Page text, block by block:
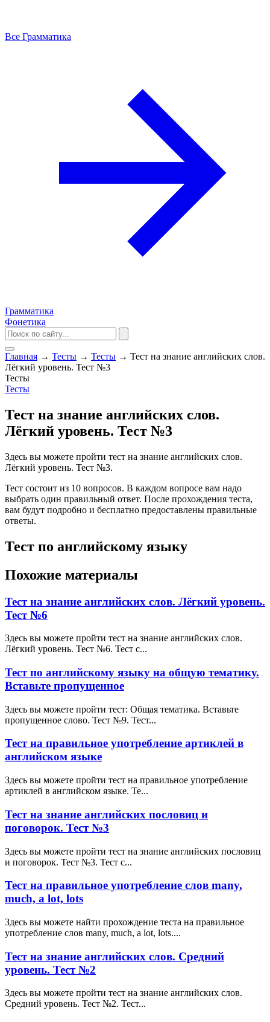
Все Грамматика
Грамматика
Фонетика
Главная → Тесты → Тесты → Тест на знание английских слов.
Лёгкий уровень. Тест №3
Тесты
Тесты
Тест на знание английских слов.
Лёгкий уровень. Тест №3
Здесь вы можете пройти тест на знание английских слов.
Лёгкий уровень. Тест №3.
Тест состоит из 10 вопросов. В каждом вопросе вам надо
выбрать один правильный ответ. После прохождения теста,
вам будут подробно и бесплатно предоставлены правильные
ответы.
Тест по английскому языку
Похожие материалы
Тест на знание английских слов. Лёгкий уровень.
Тест №6
Здесь вы можете пройти тест на знание английских слов.
Лёгкий уровень. Тест №6. Тест с...
Тест по английскому языку на общую тематику.
Вставьте пропущенное
Здесь вы можете пройти тест: Общая тематика. Вставьте
пропущенное слово. Тест №9. Тест...
Тест на правильное употребление артиклей в
английском языке
Здесь вы можете пройти тест на правильное употребление
артиклей в английском языке. Те...
Тест на знание английских пословиц и
поговорок. Тест №3
Здесь вы можете пройти тест на знание английских пословиц
и поговорок. Тест №3. Тест с...
Тест на правильное употребление слов many,
much, a lot, lots
Здесь вы можете найти прохождение теста на правильное
употребление слов many, much, a lot, lots....
Тест на знание английских слов. Средний
уровень. Тест №2
Здесь вы можете пройти тест на знание английских слов.
Средний уровень. Тест №2. Тест...